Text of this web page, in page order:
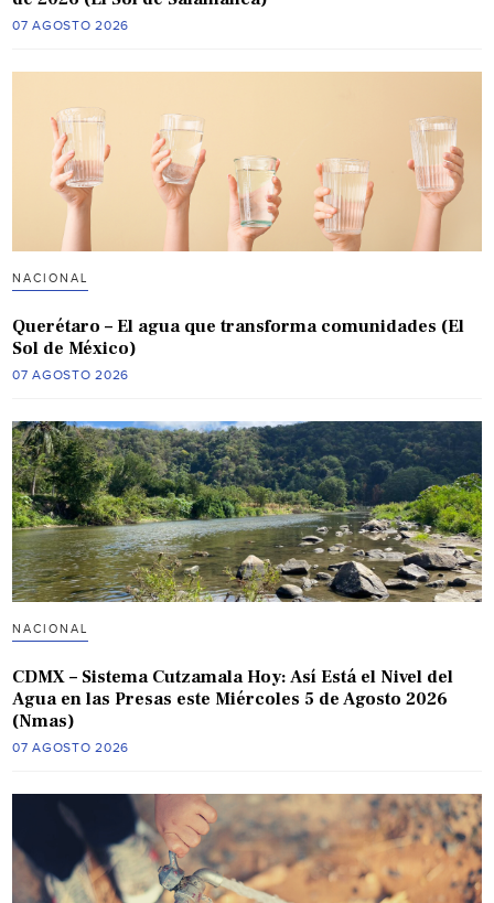
07 AGOSTO 2026
NACIONAL
Querétaro – El agua que transforma comunidades (El
Sol de México)
07 AGOSTO 2026
NACIONAL
CDMX – Sistema Cutzamala Hoy: Así Está el Nivel del
Agua en las Presas este Miércoles 5 de Agosto 2026
(Nmas)
07 AGOSTO 2026